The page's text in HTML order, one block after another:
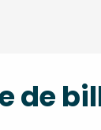
de